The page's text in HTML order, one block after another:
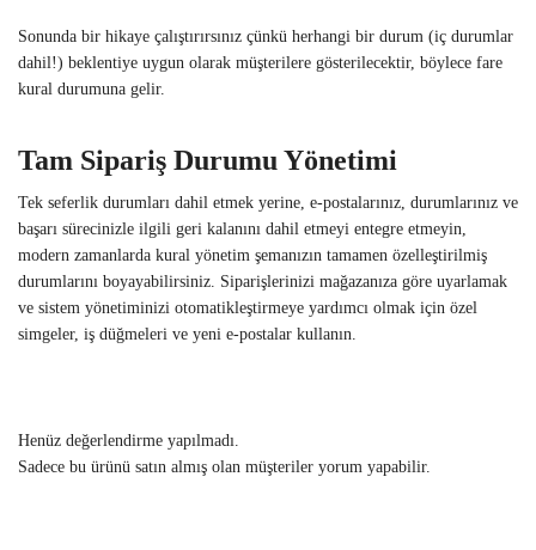
Sonunda bir hikaye çalıştırırsınız çünkü herhangi bir durum (iç durumlar
dahil!) beklentiye uygun olarak müşterilere gösterilecektir, böylece fare
kural durumuna gelir.
Tam Sipariş Durumu Yönetimi
Tek seferlik durumları dahil etmek yerine, e-postalarınız, durumlarınız ve
başarı sürecinizle ilgili geri kalanını dahil etmeyi entegre etmeyin,
modern zamanlarda kural yönetim şemanızın tamamen özelleştirilmiş
durumlarını boyayabilirsiniz. Siparişlerinizi mağazanıza göre uyarlamak
ve sistem yönetiminizi otomatikleştirmeye yardımcı olmak için özel
simgeler, iş düğmeleri ve yeni e-postalar kullanın.
Henüz değerlendirme yapılmadı.
Sadece bu ürünü satın almış olan müşteriler yorum yapabilir.